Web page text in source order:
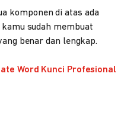
komponen di atas ada
sudah membuat
benar dan lengkap.
Word Kunci Profesional